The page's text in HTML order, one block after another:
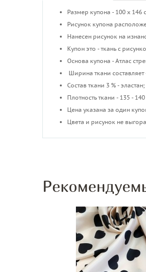
Размер купона - 100 х 146
Рисунок купона
Нанесен рисунок на
Купон это - ткань с
Основа купона - Атлас
Ширина ткани составляет
Состав ткани 3 % -
Плотность ткани - 135 -
Цена указана за один
Цвета и рисунок не